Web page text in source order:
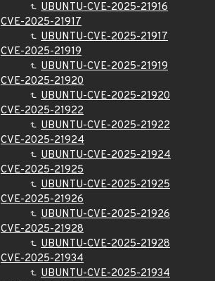
UBUNTU-CVE-2025-21916
CVE-2025-21917
UBUNTU-CVE-2025-21917
CVE-2025-21919
UBUNTU-CVE-2025-21919
CVE-2025-21920
UBUNTU-CVE-2025-21920
CVE-2025-21922
UBUNTU-CVE-2025-21922
CVE-2025-21924
UBUNTU-CVE-2025-21924
CVE-2025-21925
UBUNTU-CVE-2025-21925
CVE-2025-21926
UBUNTU-CVE-2025-21926
CVE-2025-21928
UBUNTU-CVE-2025-21928
CVE-2025-21934
UBUNTU-CVE-2025-21934